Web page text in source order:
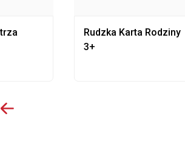
Rudzka Karta Rodziny
3+